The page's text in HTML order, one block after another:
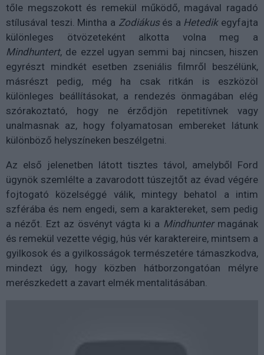
tőle megszokott és remekül működő, magával ragadó
stílusával teszi. Mintha a Zodiákusés a Hetedikegyfajta
különleges ötvözeteként alkotta volna meg a
Mindhuntert, de ezzel ugyan semmi baj nincsen, hiszen
egyrészt mindkét esetben zseniális filmről beszélünk,
másrészt pedig, még ha csak ritkán is eszközöl
különleges beállításokat, a rendezés önmagában elég
szórakoztató, hogy ne érződjön repetitívnek vagy
unalmasnak az, hogy folyamatosan embereket látunk
különböző helyszíneken beszélgetni.
Az első jelenetben látott tisztes távol, amelyből Ford
ügynök szemlélte a zavarodott túszejtőt az évad végére
fojtogató közelséggé válik, mintegy behatol a intim
szférába és nem engedi, sem a karaktereket, sem pedig
a nézőt. Ezt az ösvényt vágta ki a Mindhuntermagának
és remekül vezette végig, hús vér karaktereire, mintsem a
gyilkosok és a gyilkosságok természetére támaszkodva,
mindezt úgy, hogy közben hátborzongatóan mélyre
merészkedett a zavart elmék mentalitásában.